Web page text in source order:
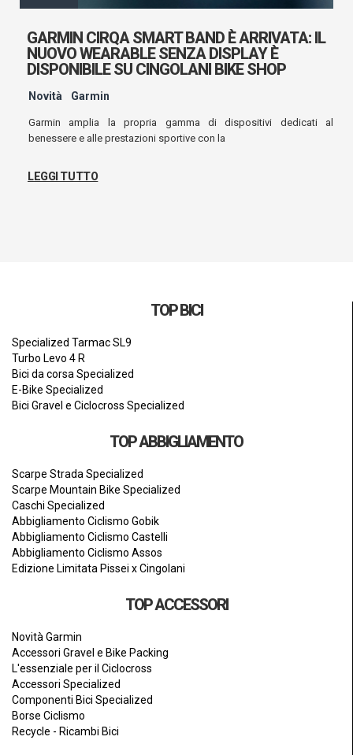
GARMIN CIRQA SMART BAND È ARRIVATA: IL
NUOVO WEARABLE SENZA DISPLAY È
DISPONIBILE SU CINGOLANI BIKE SHOP
Novità Garmin
Garmin amplia la propria gamma di dispositivi dedicati al
benessere e alle prestazioni sportive con la
LEGGI TUTTO
TOP BICI
Specialized Tarmac SL9
Turbo Levo 4 R
Bici da corsa Specialized
E-Bike Specialized
Bici Gravel e Ciclocross Specialized
TOP ABBIGLIAMENTO
Scarpe Strada Specialized
Scarpe Mountain Bike Specialized
Caschi Specialized
Abbigliamento Ciclismo Gobik
Abbigliamento Ciclismo Castelli
Abbigliamento Ciclismo Assos
Edizione Limitata Pissei x Cingolani
TOP ACCESSORI
Novità Garmin
Accessori Gravel e Bike Packing
L'essenziale per il Ciclocross
Accessori Specialized
Componenti Bici Specialized
Borse Ciclismo
Recycle - Ricambi Bici